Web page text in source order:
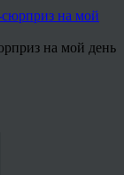
на мой день